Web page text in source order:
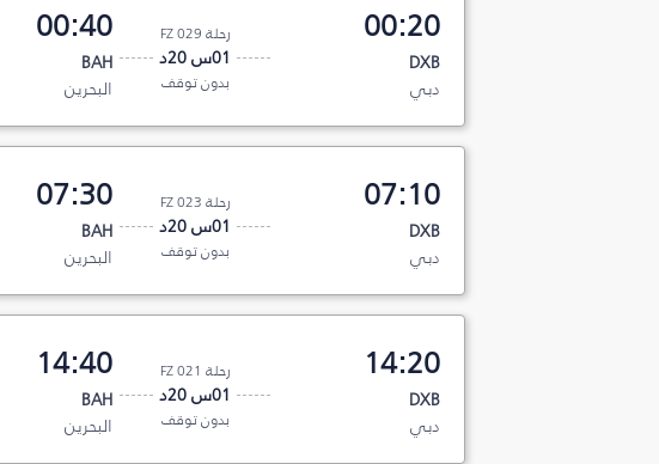
00:20
DXB
دبي
رحلة FZ 029
01س 20د
بدون توقف
00:40
BAH
البحرين
07:10
DXB
دبي
رحلة FZ 023
01س 20د
بدون توقف
07:30
BAH
البحرين
14:20
DXB
دبي
رحلة FZ 021
01س 20د
بدون توقف
14:40
BAH
البحرين